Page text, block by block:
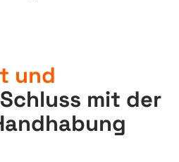
und
mit der